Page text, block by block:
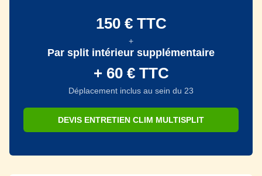
150 € TTC
+
Par split intérieur supplémentaire
+ 60 € TTC
Déplacement inclus au sein du 23
DEVIS ENTRETIEN CLIM MULTISPLIT